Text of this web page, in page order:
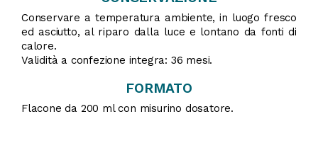
Conservare a temperatura ambiente, in luogo fresco
ed asciutto, al riparo dalla luce e lontano da fonti di
calore.
Validità a confezione integra: 36 mesi.
FORMATO
Flacone da 200 ml con misurino dosatore.